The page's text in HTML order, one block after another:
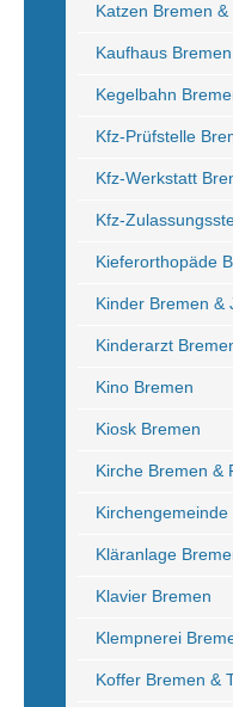
Katzen Bremen
Kaufhaus
Kegelbahn
Kfz-Prüfstelle
Kfz-Werkstatt
Kfz-
Kieferorthopäde
Kinder Bremen &
Kinderarzt
Kino Bremen
Kiosk Bremen
Kirche Bremen &
Kirchengemeinde
Kläranlage
Klavier Bremen
Klempnerei
Koffer Bremen &